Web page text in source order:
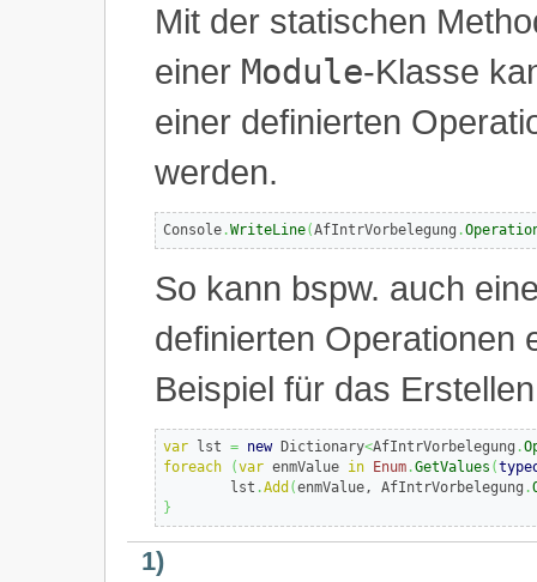
Mit der statischen
einer Module-Klasse
einer definierten
werden.
Console.WriteLine(AfIntrVorbelegung .
So kann bspw. auch
definierten Operationen
Beispiel für das
var lst = new Dictionary<AfIntrVorbelegung .
foreach
(var enmValue in Enum.GetValues (
	lst
.Add (enmValue, AfIntrVorbelegung .
}
1)